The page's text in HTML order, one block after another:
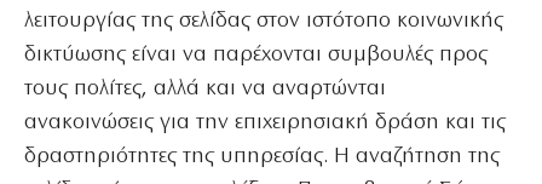
λειτουργίας της σελίδας στον ιστότοπο κοινωνικής
δικτύωσης είναι να παρέχονται συμβουλές προς
τους πολίτες, αλλά και να αναρτώνται
ανακοινώσεις για την επιχειρησιακή δράση και τις
δραστηριότητες της υπηρεσίας. Η αναζήτηση της